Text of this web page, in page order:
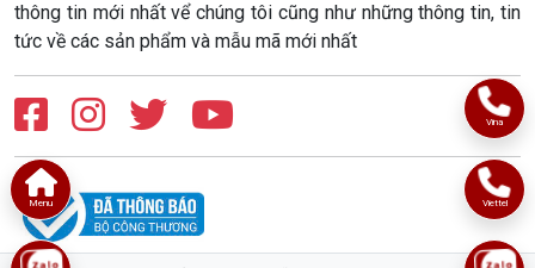
thông tin mới nhất vể chúng tôi cũng như những thông tin, tin
tức về các sản phẩm và mẫu mã mới nhất
Vina
Viettel
Menu